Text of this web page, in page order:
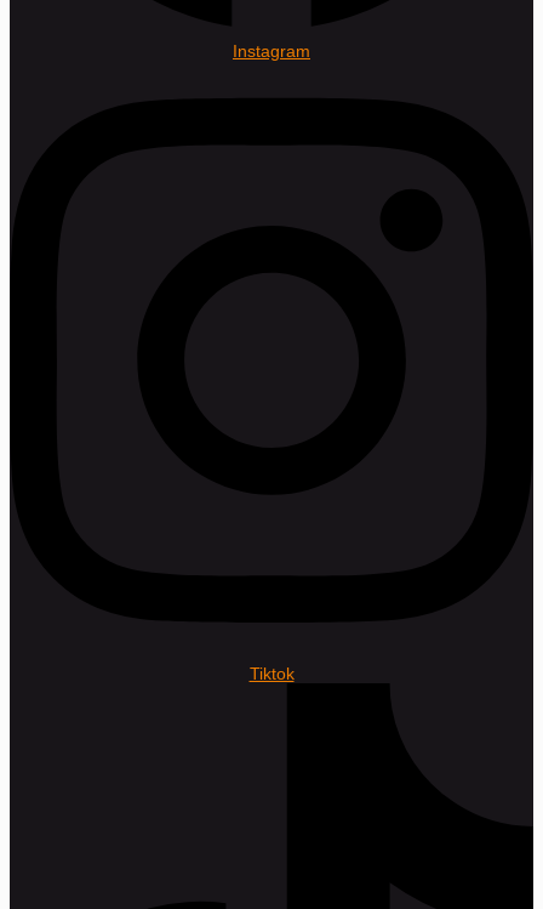
Instagram
Tiktok